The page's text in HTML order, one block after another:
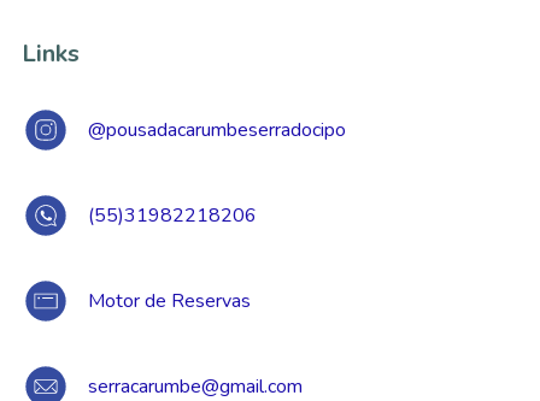
Links
@pousadacarumbeserradocipo
(55)31982218206
Motor de Reservas
serracarumbe@gmail.com